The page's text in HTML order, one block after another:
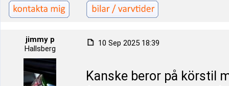
jimmy p
Hallsberg
10 Sep 2025 18:39
Kanske beror på körstil